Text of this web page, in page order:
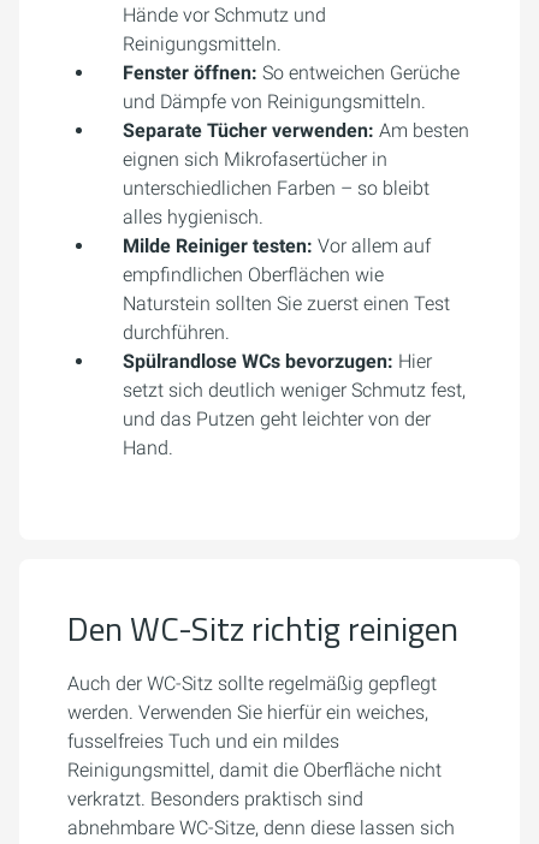
Hände vor Schmutz und
Reinigungsmitteln.
Fenster öffnen: So entweichen Gerüche
und Dämpfe von Reinigungsmitteln.
Separate Tücher verwenden: Am besten
eignen sich Mikrofasertücher in
unterschiedlichen Farben – so bleibt
alles hygienisch.
Milde Reiniger testen: Vor allem auf
empfindlichen Oberflächen wie
Naturstein sollten Sie zuerst einen Test
durchführen.
Spülrandlose WCs bevorzugen: Hier
setzt sich deutlich weniger Schmutz fest,
und das Putzen geht leichter von der
Hand.
Den WC-Sitz richtig reinigen
Auch der WC-Sitz sollte regelmäßig gepflegt
werden. Verwenden Sie hierfür ein weiches,
fusselfreies Tuch und ein mildes
Reinigungsmittel, damit die Oberfläche nicht
verkratzt. Besonders praktisch sind
abnehmbare WC-Sitze, denn diese lassen sich